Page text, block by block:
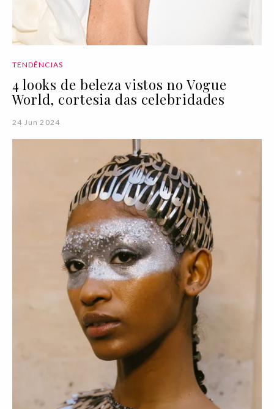
TENDÊNCIAS
4 looks de beleza vistos no Vogue
World, cortesia das celebridades
24 Jun 2024